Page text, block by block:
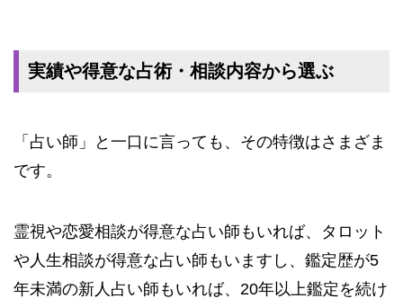
実績や得意な占術・相談内容から選ぶ
「占い師」と一口に言っても、その特徴はさまざま
です。
霊視や恋愛相談が得意な占い師もいれば、タロット
や人生相談が得意な占い師もいますし、鑑定歴が5
年未満の新人占い師もいれば、20年以上鑑定を続け